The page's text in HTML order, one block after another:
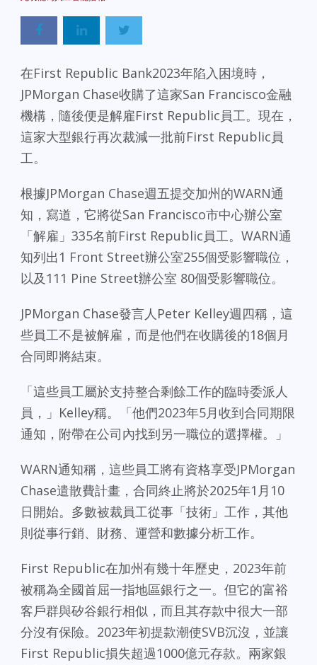
在First Republic Bank2023年陷入困境時，
JPMorgan Chase收購了這家San Francisco金融
機構，隨後便是解雇First Republic員工。現在，
這家大型銀行再次裁減一批前First Republic員
工。
根據JPMorgan Chase週五提交加州的WARN通
知，寫道，它將從San Francisco市中心辦公室
「解雇」335名前First Republic員工。WARN通
知列出1 Front Street辦公室255個受影響職位，
以及111 Pine Street辦公室 80個受影響職位。
JPMorgan Chase發言人Peter Kelley週四稱，這
些員工不是被解雇，而是他們在收購後的18個月
合同即將結束。
「這些員工屬於支持整合剩餘工作的臨時委派人
員，」Kelley稱。「他們2023年5月收到合同期限
通知，附帶在公司內找到另一職位的選擇權。」
WARN通知稱，這些員工將有資格享受JPMorgan
Chase遣散費計畫，合同終止將於2025年1月10
日開始。多數被裁員工從事「技術」工作，其他
則從事行銷、財務、運營和數據分析工作。
First Republic在加州有幾十年歷史，2023年前
被稱為全國首屈一指地區銀行之一。但它的富裕
客戶群與矽谷銀行相似，而且其存款中很大一部
分沒有保險。2023年初提款潮使SVB沉沒，並讓
First Republic損失超過1000億元存款。兩家銀